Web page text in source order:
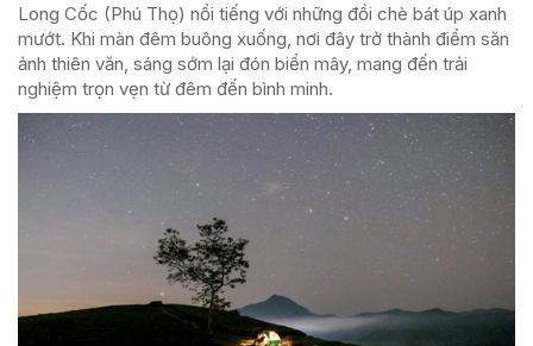
Long Cốc (Phú Thọ) nổi tiếng với những đồi chè bát úp xanh
mướt. Khi màn đêm buông xuống, nơi đây trở thành điểm săn
ảnh thiên văn, sáng sớm lại đón biển mây, mang đến trải
nghiệm trọn vẹn từ đêm đến bình minh.